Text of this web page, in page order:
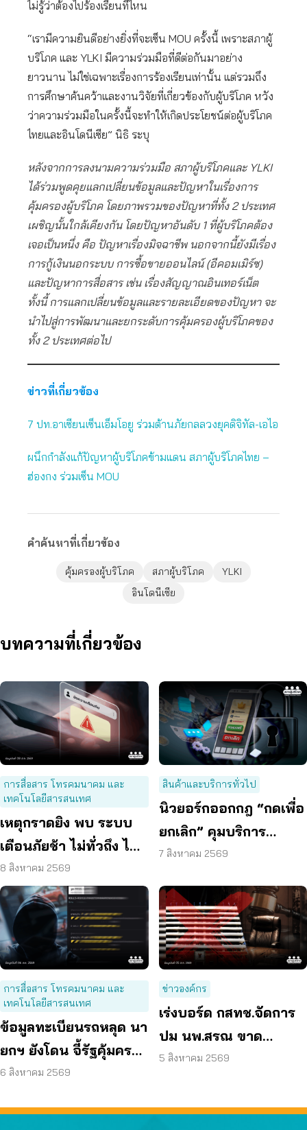
ไม่รู้ว่าต้องไปร้องเรียนที่ไหน
“เรามีความยินดีอย่างยิ่งที่จะเซ็น MOU ครั้งนี้ เพราะสภาผู้
บริโภค และ YLKI มีความร่วมมือที่ดีต่อกันมาอย่าง
ยาวนาน ไม่ใช่เฉพาะเรื่องการร้องเรียนเท่านั้น แต่รวมถึง
การศึกษาค้นคว้าและงานวิจัยที่เกี่ยวข้องกับผู้บริโภค หวัง
ว่าความร่วมมือในครั้งนี้จะทำให้เกิดประโยชน์ต่อผู้บริโภค
ไทยและอินโดนีเซีย” นิธิ ระบุ
หลังจากการลงนามความร่วมมือ สภาผู้บริโภคและ YLKI
ได้ร่วมพูดคุยแลกเปลี่ยนข้อมูลและปัญหาในเรื่องการ
คุ้มครองผู้บริโภค โดยภาพรวมของปัญหาที่ทั้ง 2 ประเทศ
เผชิญนั้นใกล้เคียงกัน โดยปัญหาอันดับ 1 ที่ผู้บริโภคต้อง
เจอเป็นหนึ่ง คือ ปัญหาเรื่องมิจฉาชีพ นอกจากนี้ยังมีเรื่อง
การกู้เงินนอกระบบ การซื้อขายออนไลน์ (อีคอมเมิร์ซ)
และปัญหาการสื่อสาร เช่น เรื่องสัญญาณอินเทอร์เน็ต
ทั้งนี้ การแลกเปลี่ยนข้อมูลและรายละเอียดของปัญหา จะ
นำไปสู่การพัฒนาและยกระดับการคุ้มครองผู้บริโภคของ
ทั้ง 2 ประเทศต่อไป
ข่าวที่เกี่ยวข้อง
7 ปท.อาเซียนเซ็นเอ็มโอยู ร่วมต้านภัยกลลวงยุคดิจิทัล-เอไอ
ผนึกกำลังแก้ปัญหาผู้บริโภคข้ามแดน สภาผู้บริโภคไทย –
ฮ่องกง ร่วมเซ็น MOU
คำค้นหาที่เกี่ยวข้อง
คุ้มครองผู้บริโภค สภาผู้บริโภค
YLKI
อินโดนีเซีย
บทความที่เกี่ยวข้อง
การสื่อสาร โทรคมนาคม และ
เทคโนโลยีสารสนเทศ
เหตุกราดยิง พบ ระบบ
เตือนภัยช้า ไม่ทั่วถึง ไม่
ชัดเจน
8 สิงหาคม 2569
สินค้าและบริการทั่วไป
นิวยอร์กออกกฎ “กดเพื่อ
ยกเลิก” คุมบริการ
ออนไลน์ ต่ออายุสมาชิก
7 สิงหาคม 2569
การสื่อสาร โทรคมนาคม และ
เทคโนโลยีสารสนเทศ
ข้อมูลทะเบียนรถหลุด นา
ยกฯ ยังโดน จี้รัฐคุ้มครอง
ข้อมูลส่วนบุคคล
6 สิงหาคม 2569
ข่าวองค์กร
เร่งบอร์ด กสทช.จัดการ
ปม นพ.สรณ ขาด
คุณสมบัติ ตามมติ
5 สิงหาคม 2569